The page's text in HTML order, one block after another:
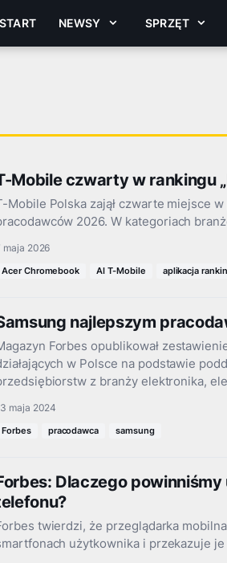
START NEWSY SPRZĘT
Mobile czwarty w rankingu
Mobile Polska zajął czwarte miejsce
2026. W kategoriach
maja 2026
Acer Chromebook AI T-Mobile aplikacja
najlepszym
Forbes opublikował
w Polsce na podstawie
z branży elektronika,
maja 2024
Forbes pracodawca samsung
Dlaczego
twierdzi, że przeglądarka
użytkownika i przekazuje